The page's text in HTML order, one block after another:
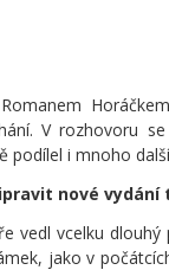
V rozhovoru
podílel i mnoho
nové
vedl vcelku
jako v